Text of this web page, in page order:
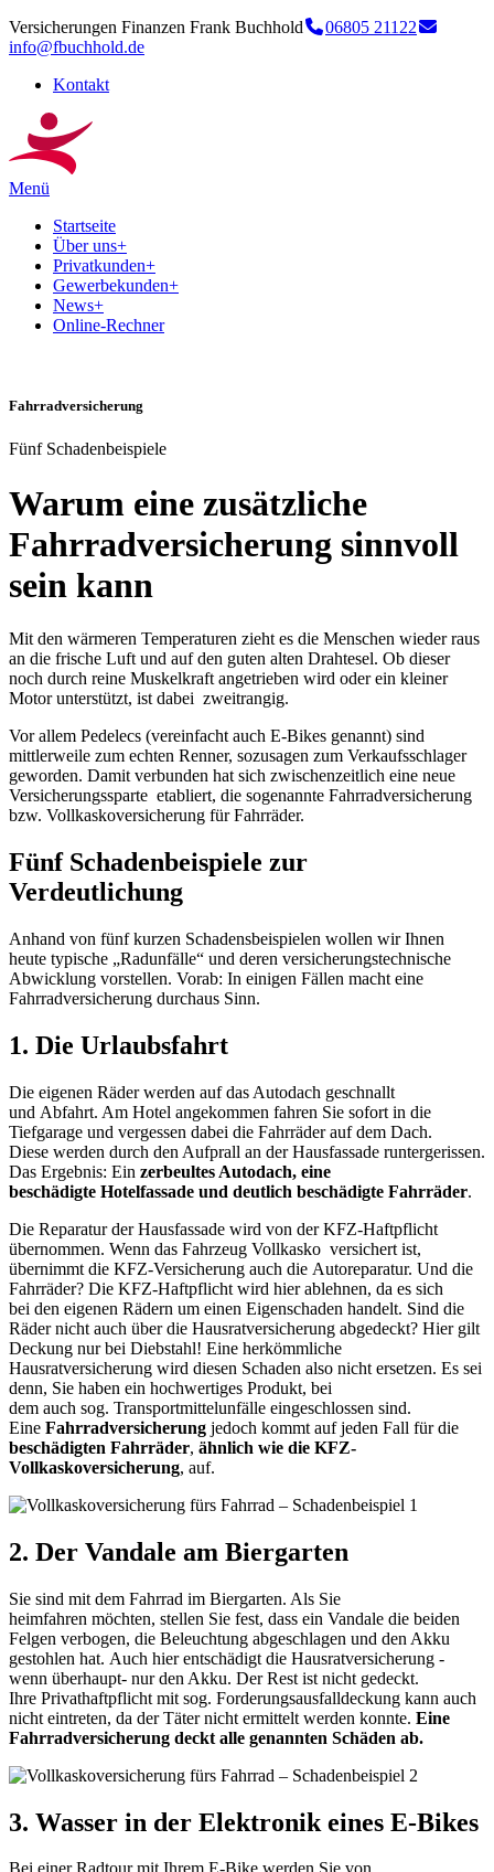
Versicherungen Finanzen Frank Buchhold
06805 21122
info@fbuchhold.de
Kontakt
Menü
Startseite
Über uns+
Privatkunden+
Gewerbekunden+
News+
Online-Rechner
Fahrradversicherung
Fünf Schadenbeispiele
Warum eine zusätzliche
Fahrradversicherung sinnvoll
sein kann
Mit den wärmeren Temperaturen zieht es die Menschen wieder raus
an die frische Luft und auf den guten alten Drahtesel. Ob dieser
noch durch reine Muskelkraft angetrieben wird oder ein kleiner
Motor unterstützt, ist dabei zweitrangig.
Vor allem Pedelecs (vereinfacht auch E-Bikes genannt) sind
mittlerweile zum echten Renner, sozusagen zum Verkaufsschlager
geworden. Damit verbunden hat sich zwischenzeitlich eine neue
Versicherungssparte etabliert, die sogenannte Fahrradversicherung
bzw. Vollkaskoversicherung für Fahrräder.
Fünf Schadenbeispiele zur
Verdeutlichung
Anhand von fünf kurzen Schadensbeispielen wollen wir Ihnen
heute typische „Radunfälle“ und deren versicherungstechnische
Abwicklung vorstellen. Vorab: In einigen Fällen macht eine
Fahrradversicherung durchaus Sinn.
1. Die Urlaubsfahrt
Die eigenen Räder werden auf das Autodach geschnallt
und Abfahrt. Am Hotel angekommen fahren Sie sofort in die
Tiefgarage und vergessen dabei die Fahrräder auf dem Dach.
Diese werden durch den Aufprall an der Hausfassade runtergerissen.
Das Ergebnis: Ein zerbeultes Autodach, eine
beschädigte Hotelfassade und deutlich beschädigte Fahrräder.
Die Reparatur der Hausfassade wird von der KFZ-Haftpflicht
übernommen. Wenn das Fahrzeug Vollkasko versichert ist,
übernimmt die KFZ-Versicherung auch die Autoreparatur. Und die
Fahrräder? Die KFZ-Haftpflicht wird hier ablehnen, da es sich
bei den eigenen Rädern um einen Eigenschaden handelt. Sind die
Räder nicht auch über die Hausratversicherung abgedeckt? Hier gilt
Deckung nur bei Diebstahl! Eine herkömmliche
Hausratversicherung wird diesen Schaden also nicht ersetzen. Es sei
denn, Sie haben ein hochwertiges Produkt, bei
dem auch sog. Transportmittelunfälle eingeschlossen sind.
Eine Fahrradversicherung jedoch kommt auf jeden Fall für die
beschädigten Fahrräder, ähnlich wie die KFZ-
Vollkaskoversicherung, auf.
2. Der Vandale am Biergarten
Sie sind mit dem Fahrrad im Biergarten. Als Sie
heimfahren möchten, stellen Sie fest, dass ein Vandale die beiden
Felgen verbogen, die Beleuchtung abgeschlagen und den Akku
gestohlen hat. Auch hier entschädigt die Hausratversicherung -
wenn überhaupt- nur den Akku. Der Rest ist nicht gedeckt.
Ihre Privathaftpflicht mit sog. Forderungsausfalldeckung kann auch
nicht eintreten, da der Täter nicht ermittelt werden konnte. Eine
Fahrradversicherung deckt alle genannten Schäden ab.
3. Wasser in der Elektronik eines E-Bikes